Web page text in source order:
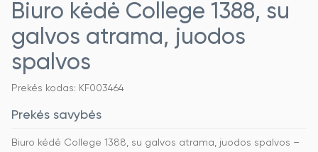
Biuro kėdė College 1388, su
galvos atrama, juodos
spalvos
Prekės kodas: KF003464
Prekės savybės
Biuro kėdė College 1388, su galvos atrama, juodos spalvos –